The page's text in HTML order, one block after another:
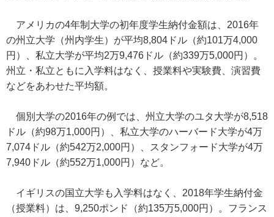
アメリカの4年制大学の初年度学生納付金額は、2016年
の州立大学（州内学生）が平均8,804ドル（約101万4,000
円）、私立大学が平均2万9,476ドル（約339万5,000円）。
州立・私立ともに入学料はなく、授業料や実験費、演習費
などをあわせた平均額。
個別大学の2016年の例では、州立大学のユタ大学が8,518
ドル（約98万1,000円）、私立大学のハーバード大学が4万
7,074ドル（約542万2,000円）、スタンフォード大学が4万
7,940ドル（約552万1,000円）など。
イギリスの国立大学も入学料はなく、2018年学生納付金
（授業料）は、9,250ポンド（約135万5,000円）。フランス